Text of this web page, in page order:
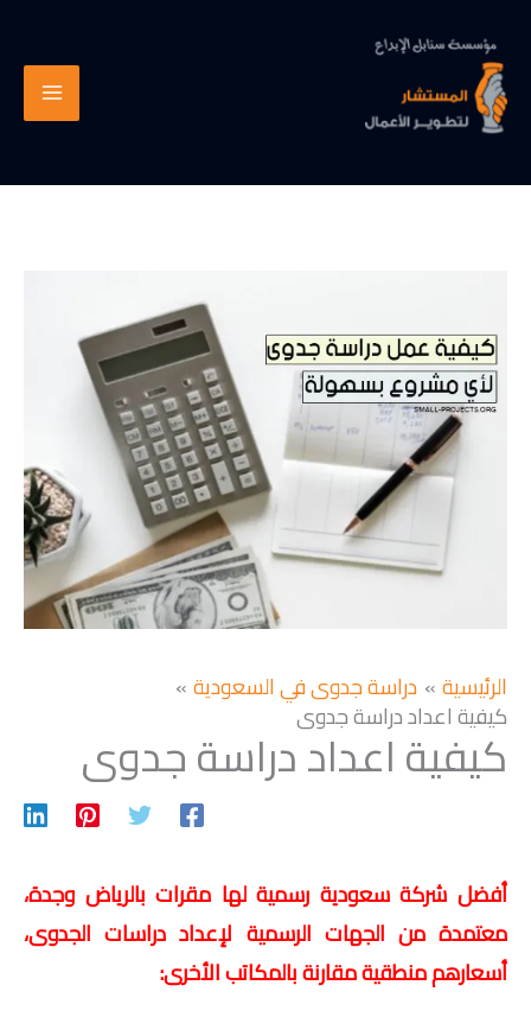
المحتوى
الرئيسية دراسة جدوى في السعودية
كيفية اعداد دراسة جدوى
كيفية اعداد دراسة جدوى
أفضل شركة سعودية رسمية لها مقرات بالرياض وجدة،
معتمدة من الجهات الرسمية لإعداد دراسات الجدوى،
أسعارهم منطقية مقارنة بالمكاتب الأخرى: